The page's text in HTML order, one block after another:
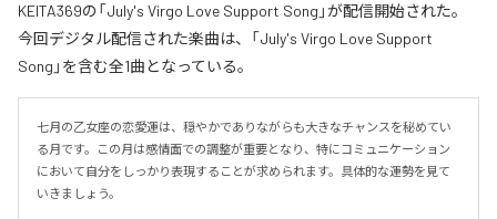
KEITA369の「July's Virgo Love Support Song」が配信開始された。
今回デジタル配信された楽曲は、「July's Virgo Love Support
Song」を含む全1曲となっている。
七月の乙女座の恋愛運は、穏やかでありながらも大きなチャンスを秘めてい
る月です。この月は感情面での調整が重要となり、特にコミュニケーション
において自分をしっかり表現することが求められます。具体的な運勢を見て
いきましょう。